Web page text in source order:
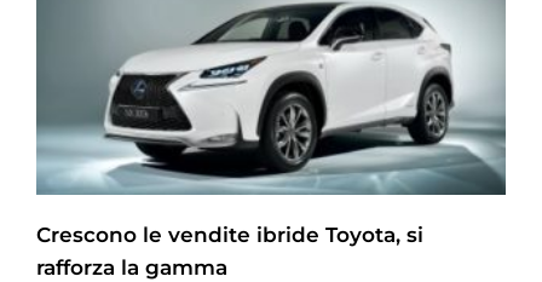
Crescono le vendite ibride Toyota, si
rafforza la gamma